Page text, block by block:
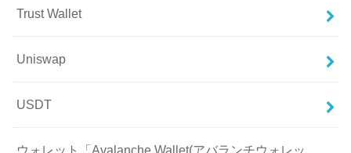
Trust Wallet
Uniswap
USDT
ウォレット「Avalanche Wallet(アバランチウォレッ